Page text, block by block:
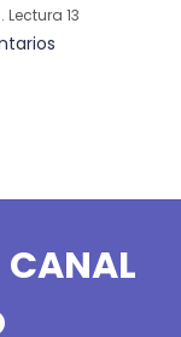
Lectura 13
CANAL